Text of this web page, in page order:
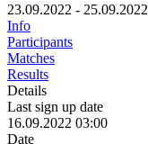
23.09.2022 - 25.09.2022
Info
Participants
Matches
Results
Details
Last sign up date
16.09.2022 03:00
Date